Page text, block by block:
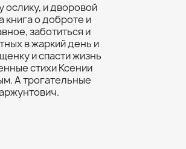
и дворовой
книга о доброте и
заботиться и
в жаркий день и
и спасти жизнь
стихи Ксении
А трогательные